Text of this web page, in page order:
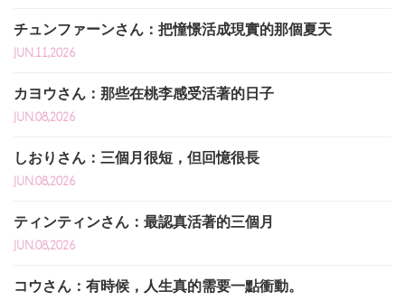
チュンファーンさん：把憧憬活成現實的那個夏天
JUN.11,2026
カヨウさん：那些在桃李感受活著的日子
JUN.08,2026
しおりさん：三個月很短，但回憶很長
JUN.08,2026
ティンティンさん：最認真活著的三個月
JUN.08,2026
コウさん：有時候，人生真的需要一點衝動。